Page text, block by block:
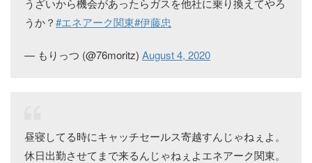
うざいから機会があったらガスを他社に乗り換えてやろ
うか？#エネアーク関東#伊藤忠
— もりっつ (@76moritz) August 4, 2020
昼寝してる時にキャッチセールス寄越すんじゃねぇよ。
休日出勤させてまで来るんじゃねぇよエネアーク関東。